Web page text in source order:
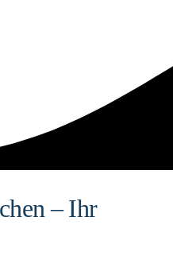
– Ihr